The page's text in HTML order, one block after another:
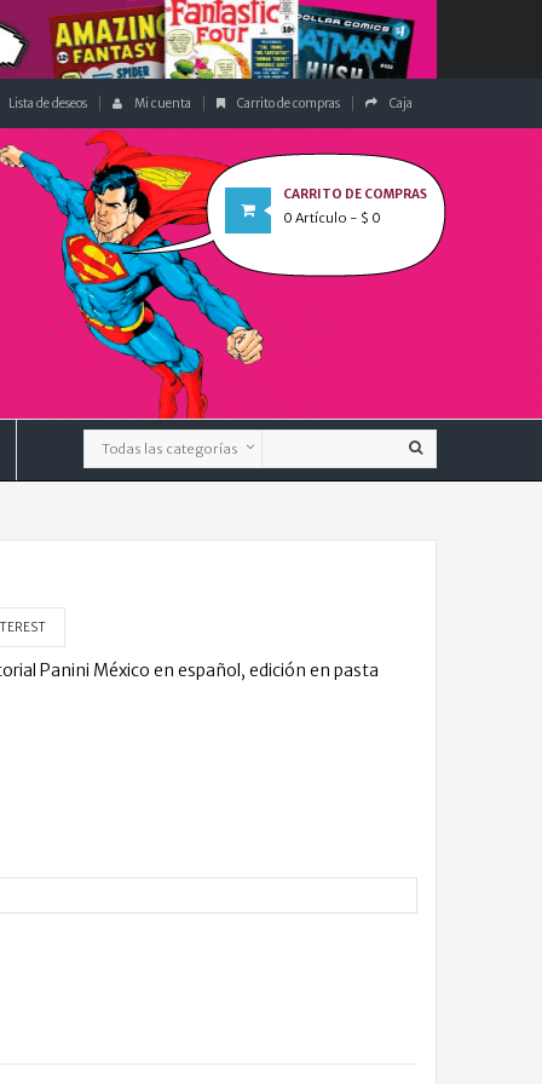
Lista de deseos Mi cuenta Carrito de compras Caja
CARRITO DE COMPRAS
0 Artículo - $ 0
Panini México en español, edición en pasta